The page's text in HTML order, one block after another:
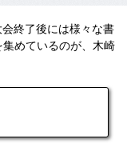
終了後には様々な書
めているのが、木崎